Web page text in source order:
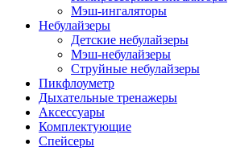
Мэш-ингаляторы
Небулайзеры
Детские небулайзеры
Мэш-небулайзеры
Струйные небулайзеры
Пикфлоуметр
Дыхательные тренажеры
Аксессуары
Комплектующие
Спейсеры